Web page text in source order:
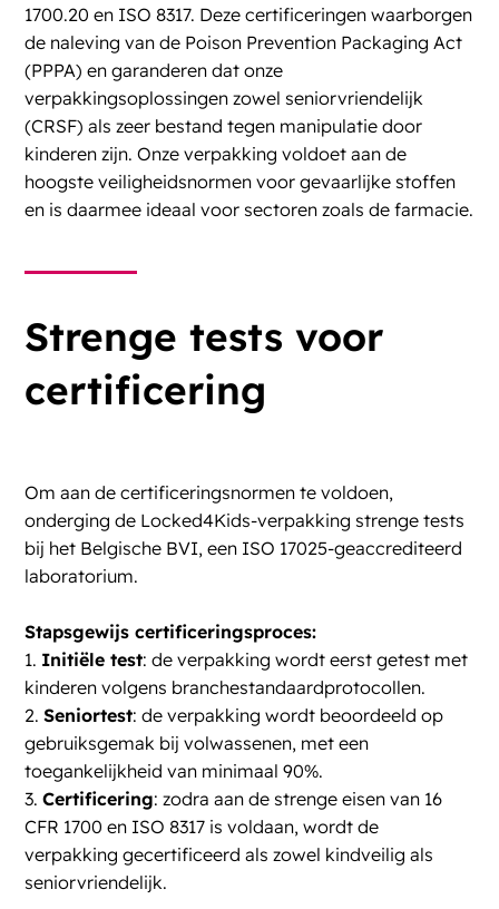
1700.20 en ISO 8317. Deze certificeringen waarborgen
de naleving van de Poison Prevention Packaging Act
(PPPA) en garanderen dat onze
verpakkingsoplossingen zowel seniorvriendelijk
(CRSF) als zeer bestand tegen manipulatie door
kinderen zijn. Onze verpakking voldoet aan de
hoogste veiligheidsnormen voor gevaarlijke stoffen
en is daarmee ideaal voor sectoren zoals de farmacie.
Strenge tests voor
certificering
Om aan de certificeringsnormen te voldoen,
onderging de Locked4Kids-verpakking strenge tests
bij het Belgische BVI, een ISO 17025-geaccrediteerd
laboratorium.
Stapsgewijs certificeringsproces:
1. Initiële test: de verpakking wordt eerst getest met
kinderen volgens branchestandaardprotocollen.
2.Seniortest: de verpakking wordt beoordeeld op
gebruiksgemak bij volwassenen, met een
toegankelijkheid van minimaal 90%.
3.Certificering: zodra aan de strenge eisen van 16
CFR 1700 en ISO 8317 is voldaan, wordt de
verpakking gecertificeerd als zowel kindveilig als
seniorvriendelijk.